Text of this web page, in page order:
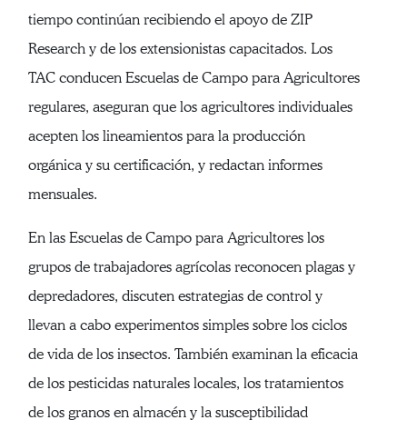
tiempo continúan recibiendo el apoyo de ZIP
Research y de los extensionistas capacitados. Los
TAC conducen Escuelas de Campo para Agricultores
regulares, aseguran que los agricultores individuales
acepten los lineamientos para la producción
orgánica y su certificación, y redactan informes
mensuales.
En las Escuelas de Campo para Agricultores los
grupos de trabajadores agrícolas reconocen plagas y
depredadores, discuten estrategias de control y
llevan a cabo experimentos simples sobre los ciclos
de vida de los insectos. También examinan la eficacia
de los pesticidas naturales locales, los tratamientos
de los granos en almacén y la susceptibilidad